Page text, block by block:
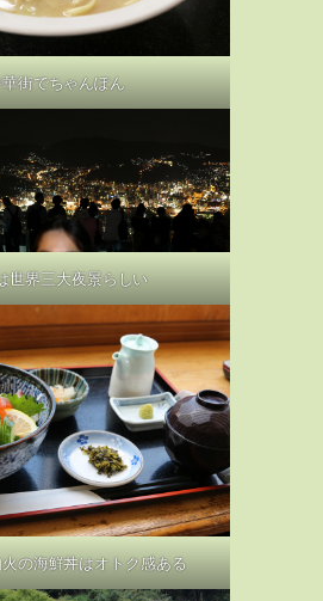
街でちゃんぽん
世界三大夜景らしい
の海鮮丼はオトク感ある